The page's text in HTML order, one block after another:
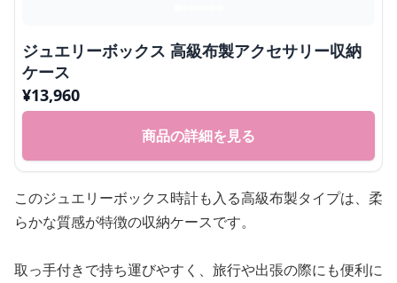
ジュエリーボックス 高級布製アクセサリー収納
ケース
¥13,960
商品の詳細を見る
このジュエリーボックス時計も入る高級布製タイプは、柔
らかな質感が特徴の収納ケースです。
取っ手付きで持ち運びやすく、旅行や出張の際にも便利に